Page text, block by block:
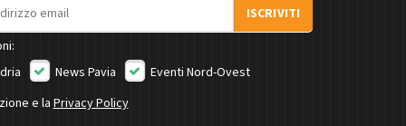
ISCRIVITI
News Pavia
Eventi Nord-Ovest
e la Privacy Policy